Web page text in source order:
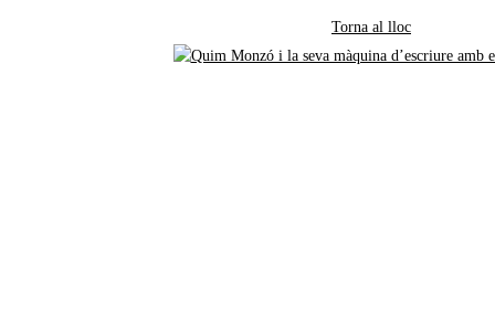
Torna al lloc